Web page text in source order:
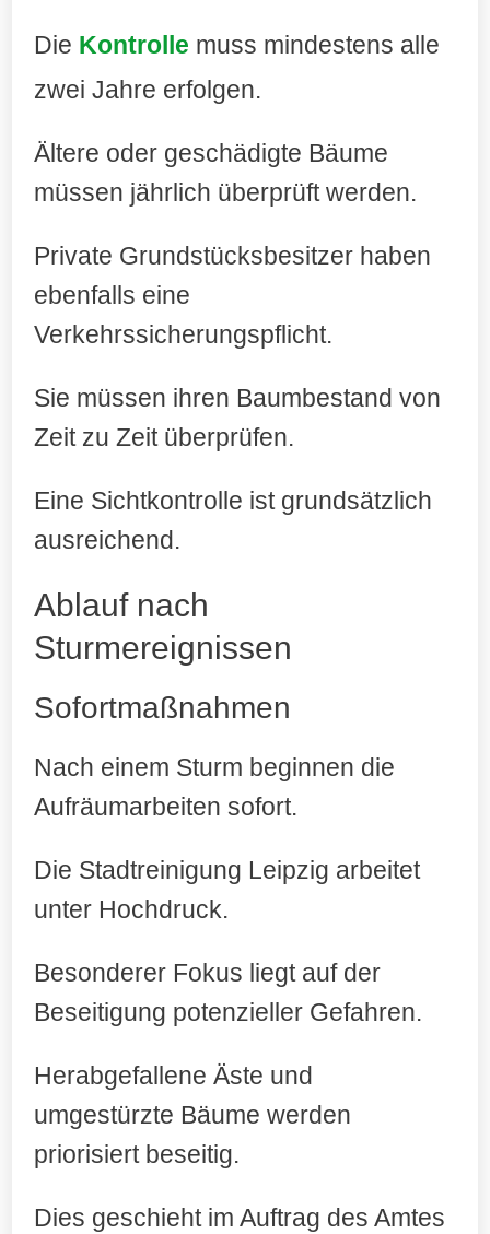
Die Kontrolle muss mindestens alle
zwei Jahre erfolgen.
Ältere oder geschädigte Bäume
müssen jährlich überprüft werden.
Private Grundstücksbesitzer haben
ebenfalls eine
Verkehrssicherungspflicht.
Sie müssen ihren Baumbestand von
Zeit zu Zeit überprüfen.
Eine Sichtkontrolle ist grundsätzlich
ausreichend.
Ablauf nach
Sturmereignissen
Sofortmaßnahmen
Nach einem Sturm beginnen die
Aufräumarbeiten sofort.
Die Stadtreinigung Leipzig arbeitet
unter Hochdruck.
Besonderer Fokus liegt auf der
Beseitigung potenzieller Gefahren.
Herabgefallene Äste und
umgestürzte Bäume werden
priorisiert beseitig.
Dies geschieht im Auftrag des Amtes